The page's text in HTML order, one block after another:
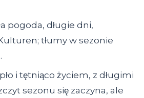
pogoda, długie dni,
tłumy w sezonie
i tętniąco życiem, z długimi
sezonu się zaczyna, ale